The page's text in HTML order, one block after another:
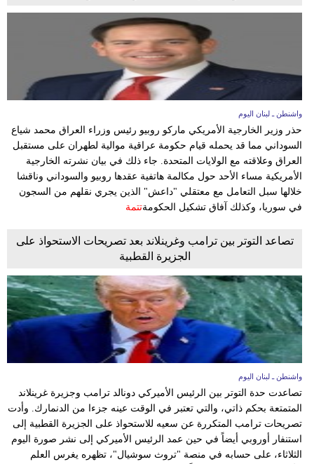
سيارات
واشنطن ـ لبنان اليوم
حذر وزير الخارجية الأمريكي ماركو روبيو رئيس وزراء العراق محمد شياع
‌السوداني مما قد يحمله قيام حكومة عراقية موالية لطهران على مستقبل
العراق وعلاقته مع الولايات المتحدة. جاء ذلك في بيان نشرته الخارجية
الأمريكية مساء الأحد حول مكالمة هاتفية عقدها روبيو والسوداني وناقشا
خلالها سبل التعامل مع معتقلي "داعش" الذين يجري نقلهم من السجون
في سوريا، وكذلك آفاق تشكيل الحكومةتتمة
تصاعد التوتر بين ترامب وغرينلاند بعد تصريحات الاستحواذ على
الجزيرة القطبية
واشنطن ـ لبنان اليوم
تصاعدت حدة التوتر بين الرئيس الأميركي دونالد ترامب وجزيرة غرينلاند
المتمتعة بحكم ذاتي، والتي تعتبر في الوقت عينه جزءا من الدنمارك. وأدت
تصريحات ترامب المتكررة عن سعيه للاستحواذ على الجزيرة القطبية إلى
استنفار أوروبي أيضاً في حين عمد الرئيس الأميركي إلى نشر صورة اليوم
الثلاثاء، على حسابه في منصة "تروث سوشيال"، تظهره يغرس العلم